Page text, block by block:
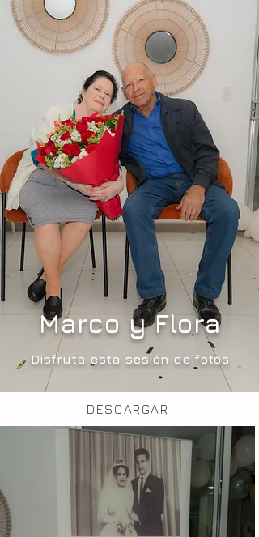
Marco y Flora
Disfruta esta sesión de fotos
DESCARGAR